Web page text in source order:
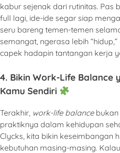
kabur sejenak dari rutinitas. Pas
full lagi, ide-ide segar siap
seru bareng temen-temen
semangat, ngerasa lebih
capek hadapin tantangan kerja
4. Bikin Work-Life Balance
Kamu Sendiri
Terakhir, work-life balancebukan
praktiknya dalam kehidupan
Clycks, kita bikin keseimbangan
kebutuhan masing-masing.